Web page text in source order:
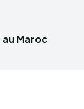
Maroc